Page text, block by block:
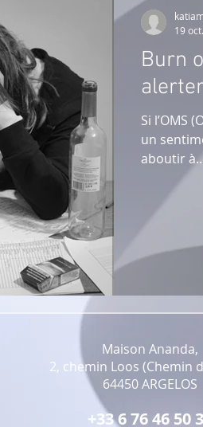
Burn
Si l’OMS
un
aboutir
19
Maison Ananda,
2, chemin Loos (Chemin
64450 ARGELOS
+33 6 76 46 50